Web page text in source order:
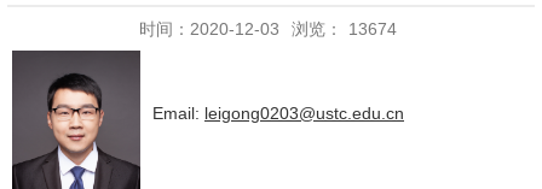
时间：2020-12-03 浏览： 13674
Email: leigong0203@ustc.edu.cn